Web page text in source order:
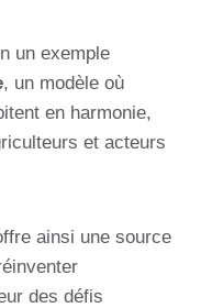
un exemple
, un modèle où
en harmonie,
et acteurs
ainsi une source
des défis